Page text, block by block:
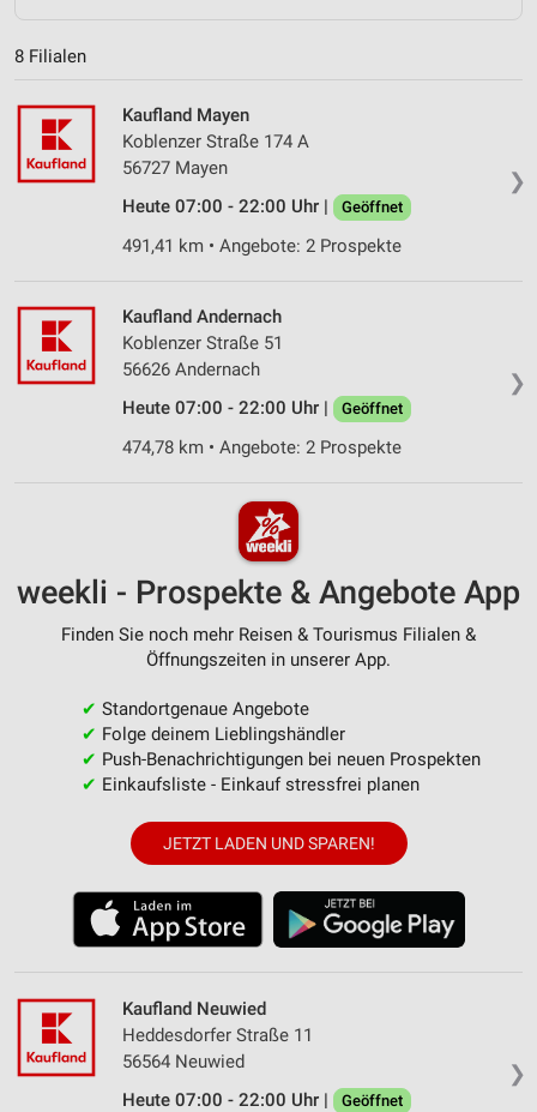
8 Filialen
❯
Kaufland Mayen
Koblenzer Straße 174 A
56727 Mayen
Heute 07:00 - 22:00 Uhr |
Geöffnet
491,41 km • Angebote: 2 Prospekte
❯
Kaufland Andernach
Koblenzer Straße 51
56626 Andernach
Heute 07:00 - 22:00 Uhr |
Geöffnet
474,78 km • Angebote: 2 Prospekte
weekli - Prospekte & Angebote App
Finden Sie noch mehr Reisen & Tourismus Filialen &
Öffnungszeiten in unserer App.
✔ Standortgenaue Angebote
✔ Folge deinem Lieblingshändler
✔ Push-Benachrichtigungen bei neuen Prospekten
✔ Einkaufsliste - Einkauf stressfrei planen
JETZT LADEN UND SPAREN!
❯
Kaufland Neuwied
Heddesdorfer Straße 11
56564 Neuwied
Heute 07:00 - 22:00 Uhr |
Geöffnet